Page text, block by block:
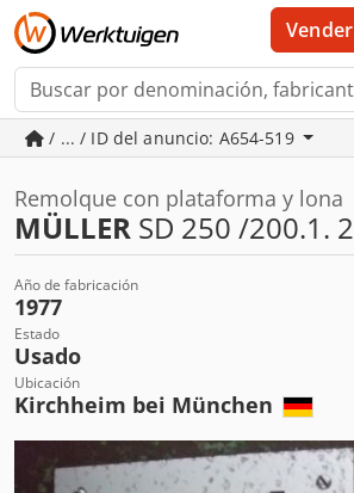
Vender
/ ... / ID del anuncio: A654-519
Remolque con plataforma y lona
MÜLLER SD 250 /200.1. 2
Año de fabricación
1977
Estado
Usado
Ubicación
Kirchheim bei München